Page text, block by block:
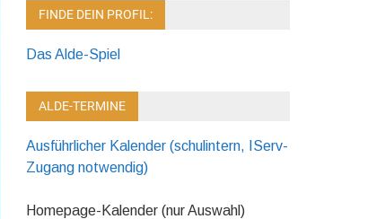
FINDE DEIN PROFIL:
Das Alde-Spiel
ALDE-TERMINE
Ausführlicher Kalender (schulintern, IServ-
Zugang notwendig)
Homepage-Kalender (nur Auswahl)